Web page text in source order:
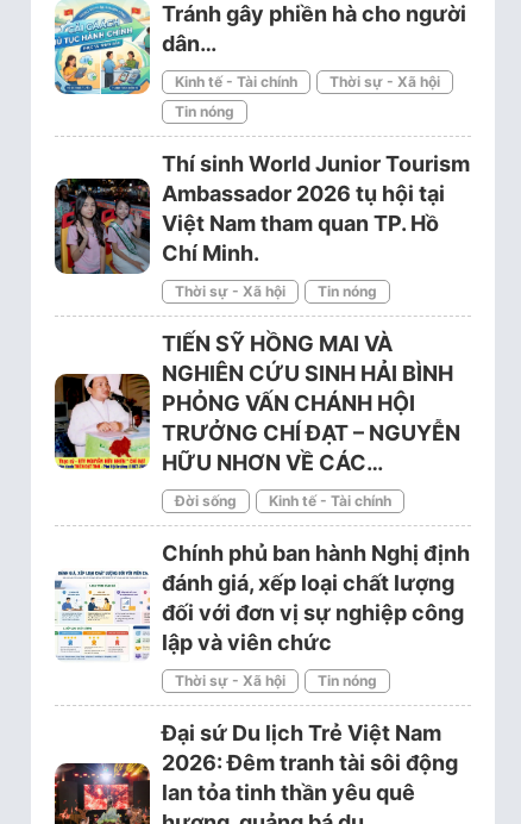
Tránh gây phiền hà cho người
dân…
Kinh tế - Tài chính
Thời sự - Xã hội
Tin nóng
Thí sinh World Junior Tourism
Ambassador 2026 tụ hội tại
Việt Nam tham quan TP. Hồ
Chí Minh.
Thời sự - Xã hội Tin nóng
TIẾN SỸ HỒNG MAI VÀ
NGHIÊN CỨU SINH HẢI BÌNH
PHỎNG VẤN CHÁNH HỘI
TRƯỞNG CHÍ ĐẠT – NGUYỄN
HỮU NHƠN VỀ CÁC…
Đời sống Kinh tế - Tài chính
Chính phủ ban hành Nghị định
đánh giá, xếp loại chất lượng
đối với đơn vị sự nghiệp công
lập và viên chức
Thời sự - Xã hội Tin nóng
Đại sứ Du lịch Trẻ Việt Nam
2026: Đêm tranh tài sôi động
lan tỏa tinh thần yêu quê